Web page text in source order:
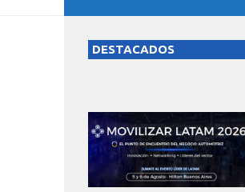
DESTACADOS